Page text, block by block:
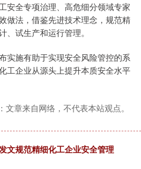
安全专项治理、高危细分领域专家
做法，借鉴先进技术理念，规范精
、试生产和运行管理。
施有助于实现安全风险管控的系
工企业从源头上提升本质安全水平
文章来自网络，不代表本站观点。
文规范精细化工企业安全管理